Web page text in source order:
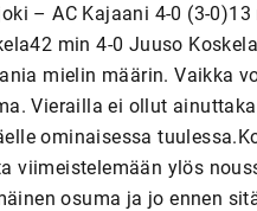
– AC Kajaani 4-0 (3-
min 4-0 Juuso
mielin määrin. Vaikka
Vierailla ei ollut
ominaisessa
viimeistelemään ylös
osuma ja jo ennen